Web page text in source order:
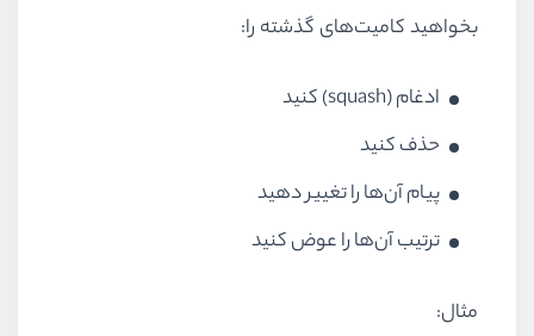
بخواهید کامیت‌های گذشته را:
ادغام (squash) کنید
حذف کنید
پیام آن‌ها را تغییر دهید
ترتیب آن‌ها را عوض کنید
مثال: